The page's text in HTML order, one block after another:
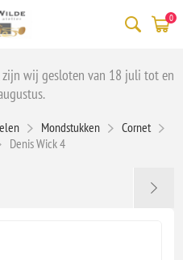
0
zijn wij gesloten van 18 juli tot en
Mondstukken
Cornet
Denis Wick 4